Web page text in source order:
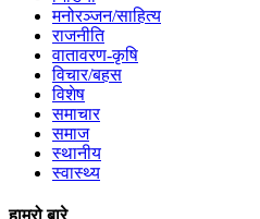
मनोरञ्जन/साहित्य
राजनीति
वातावरण-कृषि
विचार/बहस
विशेष
समाचार
समाज
स्थानीय
स्वास्थ्य
हाम्रो बारे